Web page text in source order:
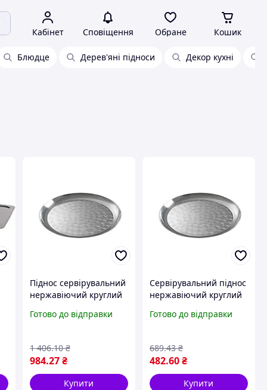
Кабінет Сповіщення Обране Кошик
Блюдце Дерев'яні підноси Декор кухні
Піднос сервірувальний
нержавіючий круглий
Готово до відправки
984.27 ₴
1 406.10 ₴
Купити
Сервірувальний піднос
нержавіючий круглий
Готово до відправки
482.60₴
689.43 ₴
Купити